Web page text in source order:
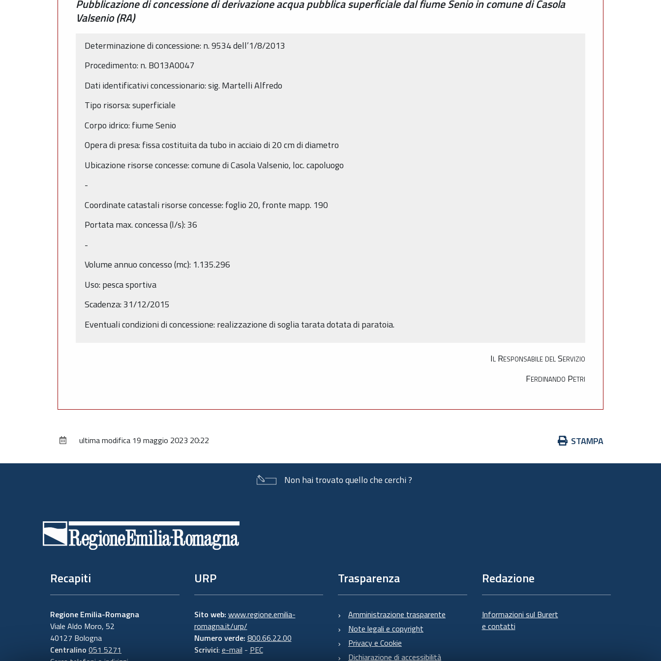
Pubblicazione di concessione di derivazione acqua pubblica superficiale dal fiume Senio in comune di Casola
Valsenio (RA)
Determinazione di concessione: n. 9534 dell’1/8/2013
Procedimento: n. BO13A0047
Dati identificativi concessionario: sig. Martelli Alfredo
Tipo risorsa: superficiale
Corpo idrico: fiume Senio
Opera di presa: fissa costituita da tubo in acciaio di 20 cm di diametro
Ubicazione risorse concesse: comune di Casola Valsenio, loc. capoluogo
-
Coordinate catastali risorse concesse: foglio 20, fronte mapp. 190
Portata max. concessa (l/s): 36
-
Volume annuo concesso (mc): 1.135.296
Uso: pesca sportiva
Scadenza: 31/12/2015
Eventuali condizioni di concessione: realizzazione di soglia tarata dotata di paratoia.
Il Responsabile del Servizio
Ferdinando Petri
Azioni
documento
STAMPA
ultima modifica 19 maggio 2023 20:22
Non hai trovato quello che cerchi ?
Recapiti
Regione Emilia-Romagna
Viale Aldo Moro, 52
40127 Bologna
Centralino 051 5271
URP
Sito web: www.regione.emilia-
romagna.it/urp/
Numero verde: 800.66.22.00
Scrivici: e-mail - PEC
Trasparenza
Amministrazione trasparente
Note legali e copyright
Privacy e Cookie
Dichiarazione di accessibilità
Redazione
Informazioni sul Burert
e contatti